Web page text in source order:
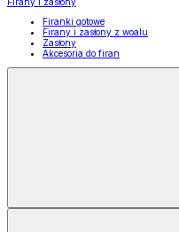
Firanki gotowe
Firany i zasłony z woalu
Zasłony
Akcesoria do firan